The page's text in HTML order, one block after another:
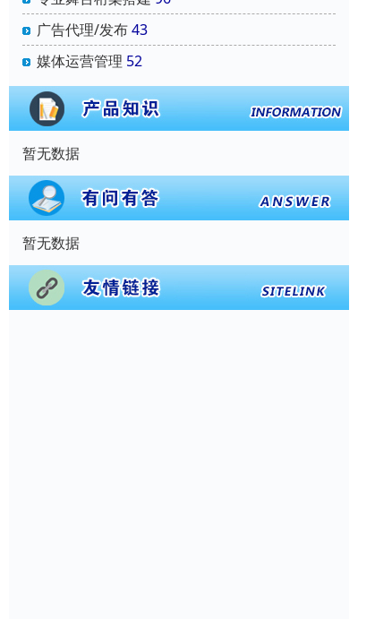
广告代理/发布43
媒体运营管理 52
暂无数据
暂无数据